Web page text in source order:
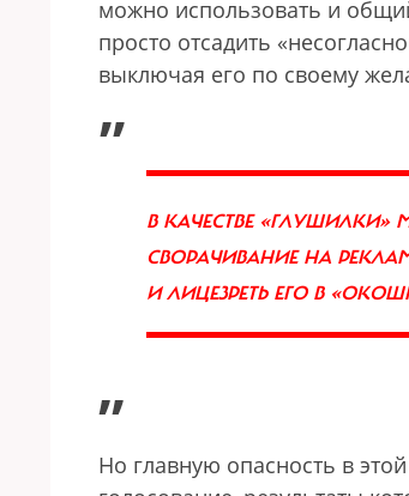
можно использовать и
просто отсадить
выключая его по своему
„
В КАЧЕСТВЕ
СВОРАЧИВАНИЕ НА
И ЛИЦЕЗРЕТЬ ЕГО В
”
Но главную опасность в